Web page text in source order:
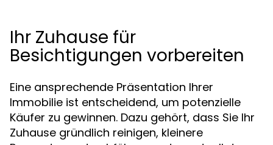
Ihr Zuhause für
Besichtigungen vorbereiten
Eine ansprechende Präsentation Ihrer
Immobilie ist entscheidend, um potenzielle
Käufer zu gewinnen. Dazu gehört, dass Sie Ihr
Zuhause gründlich reinigen, kleinere